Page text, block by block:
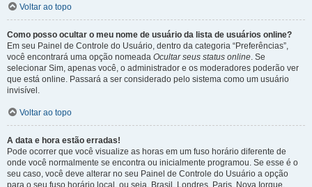
Voltar ao topo
Como posso ocultar o meu nome de usuário da lista de usuários online?
Em seu Painel de Controle do Usuário, dentro da categoria “Preferências”,
você encontrará uma opção nomeada Ocultar seus status online. Se
selecionar Sim, apenas você, o administrador e os moderadores poderão ver
que está online. Passará a ser considerado pelo sistema como um usuário
invisível.
Voltar ao topo
A data e hora estão erradas!
Pode ocorrer que você visualize as horas em um fuso horário diferente de
onde você normalmente se encontra ou inicialmente programou. Se esse é o
seu caso, você deve alterar no seu Painel de Controle do Usuário a opção
para o seu fuso horário local, ou seja, Brasil, Londres, Paris, Nova Iorque,